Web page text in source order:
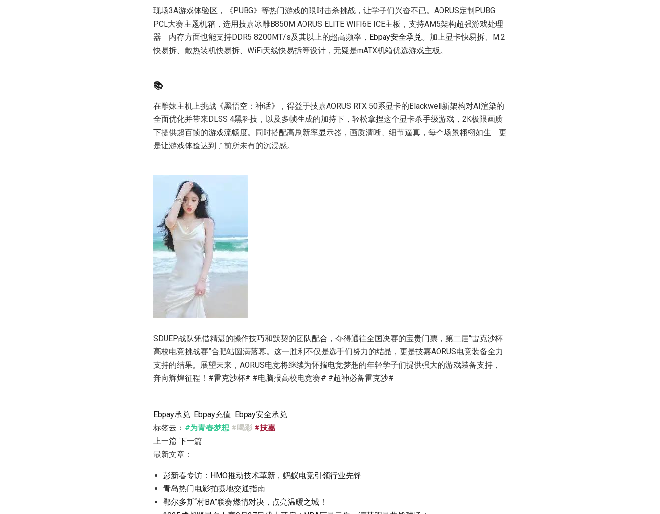
现场3A游戏体验区，《PUBG》等热门游戏的限时击杀挑战，让学子们兴奋不已。AORUS定制PUBG
PCL大赛主题机箱，选用技嘉冰雕B850M AORUS ELITE WIFI6E ICE主板，支持AM5架构超强游戏处理
器，内存方面也能支持DDR5 8200MT/s及其以上的超高频率， Ebpay安全承兑。加上显卡快易拆、M.2
快易拆、散热装机快易拆、WiFi天线快易拆等设计，无疑是mATX机箱优选游戏主板。
📚
在雕妹主机上挑战《黑悟空：神话》，得益于技嘉AORUS RTX 50系显卡的Blackwell新架构对AI渲染的
全面优化并带来DLSS 4黑科技，以及多帧生成的加持下，轻松拿捏这个显卡杀手级游戏，2K极限画质
下提供超百帧的游戏流畅度。同时搭配高刷新率显示器，画质清晰、细节逼真，每个场景栩栩如生，更
是让游戏体验达到了前所未有的沉浸感。
SDUEP战队凭借精湛的操作技巧和默契的团队配合，夺得通往全国决赛的宝贵门票，第二届“雷克沙杯
高校电竞挑战赛”合肥站圆满落幕。这一胜利不仅是选手们努力的结晶，更是技嘉AORUS电竞装备全力
支持的结果。展望未来，AORUS电竞将继续为怀揣电竞梦想的年轻学子们提供强大的游戏装备支持，
奔向辉煌征程！#雷克沙杯# #电脑报高校电竞赛# #超神必备雷克沙#
Ebpay承兑 Ebpay充值 Ebpay安全承兑
标签云： #为青春梦想 #喝彩 #技嘉
上一篇 下一篇
最新文章：
彭新春专访：HMO推动技术革新，蚂蚁电竞引领行业先锋
青岛热门电影拍摄地交通指南
鄂尔多斯“村BA”联赛燃情对决，点亮温暖之城！